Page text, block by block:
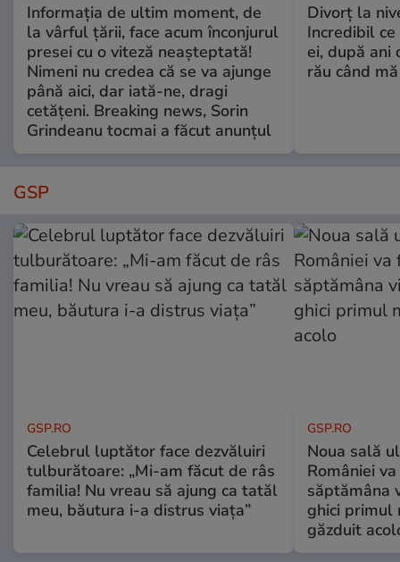
Informația de ultim moment, de
la vârful țării, face acum înconjurul
presei cu o viteză neașteptată!
Nimeni nu credea că se va ajunge
până aici, dar iată-ne, dragi
cetățeni. Breaking news, Sorin
Grindeanu tocmai a făcut anunțul
Divorț la
Incredibil
ei, după ani
rău când
GSP
GSP.RO
Celebrul luptător face dezvăluiri
tulburătoare: „Mi-am făcut de râs
familia! Nu vreau să ajung ca tatăl
meu, băutura i-a distrus viața”
GSP.RO
Noua sală
României
săptămâna
ghici primul
găzduit